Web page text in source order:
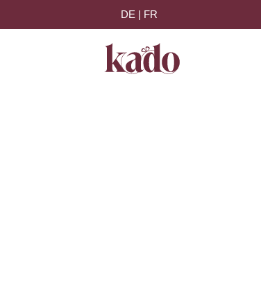
DE | FR